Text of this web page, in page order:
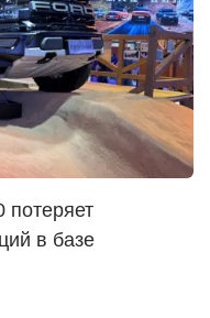
в базе